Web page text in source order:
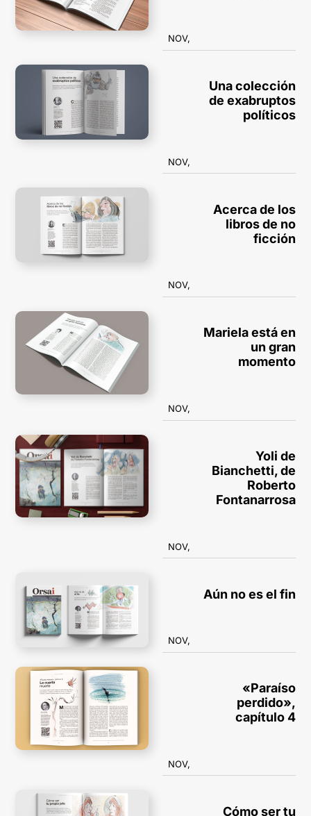
NOV,
Una colección
de exabruptos
políticos
NOV,
Acerca de los
libros de no
ficción
NOV,
Mariela está en
un gran
momento
NOV,
Yoli de
Bianchetti, de
Roberto
Fontanarrosa
NOV,
Aún no es el fin
NOV,
«Paraíso
perdido»,
capítulo 4
NOV,
Cómo ser tu